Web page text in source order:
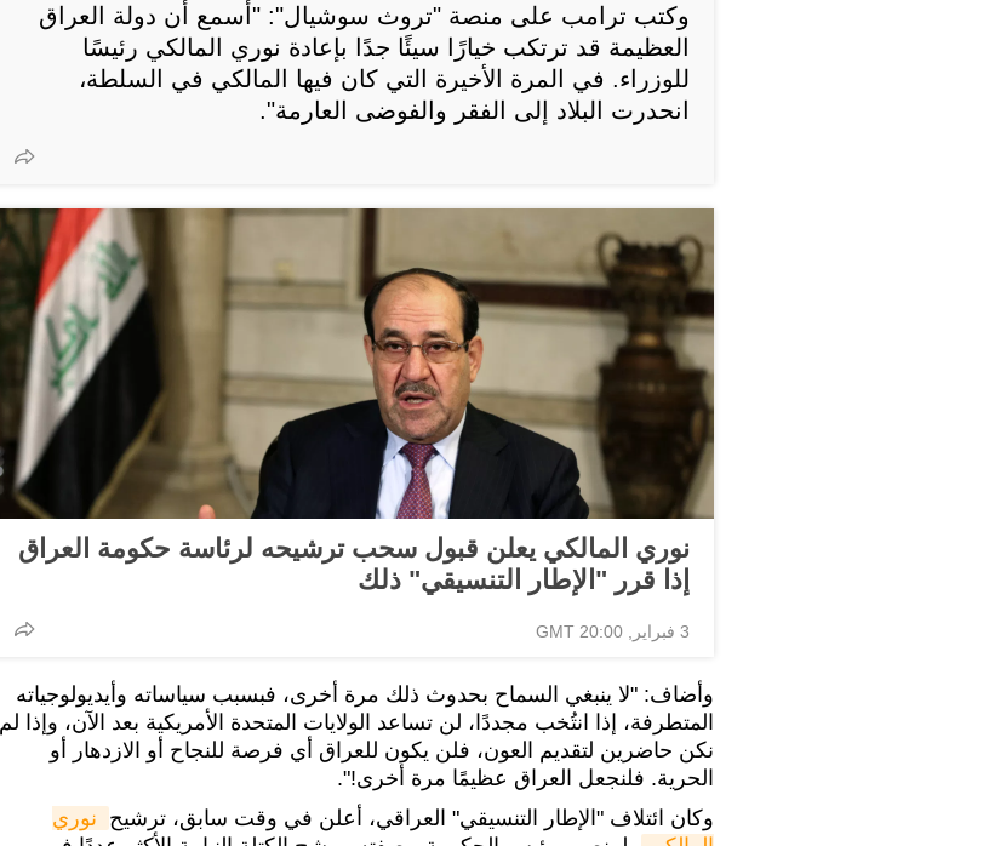
وكتب ترامب على منصة "تروث سوشيال": "أسمع أن دولة العراق
العظيمة قد ترتكب خيارًا سيئًا جدًا بإعادة نوري المالكي رئيسًا
للوزراء. في المرة الأخيرة التي كان فيها المالكي في السلطة،
انحدرت البلاد إلى الفقر والفوضى العارمة".
نوري المالكي يعلن قبول سحب ترشيحه لرئاسة حكومة العراق
إذا قرر "الإطار التنسيقي" ذلك
3 فبراير, 20:00 GMT
وأضاف: "لا ينبغي السماح بحدوث ذلك مرة أخرى، فبسبب سياساته وأيديولوجياته
المتطرفة، إذا انتُخب مجددًا، لن تساعد الولايات المتحدة الأمريكية بعد الآن، وإذا لم
نكن حاضرين لتقديم العون، فلن يكون للعراق أي فرصة للنجاح أو الازدهار أو
الحرية. فلنجعل العراق عظيمًا مرة أخرى!".
وكان ائتلاف "الإطار التنسيقي" العراقي، أعلن في وقت سابق، ترشيح